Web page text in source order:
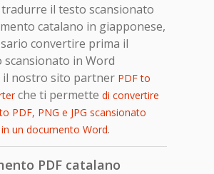
tradurre il testo scansionato
catalano in giapponese,
convertire prima il
scansionato in Word
il nostro sito partner PDF to
che ti permette di convertire
PDF, PNG e JPG scansionato
un documento Word.
PDF catalano